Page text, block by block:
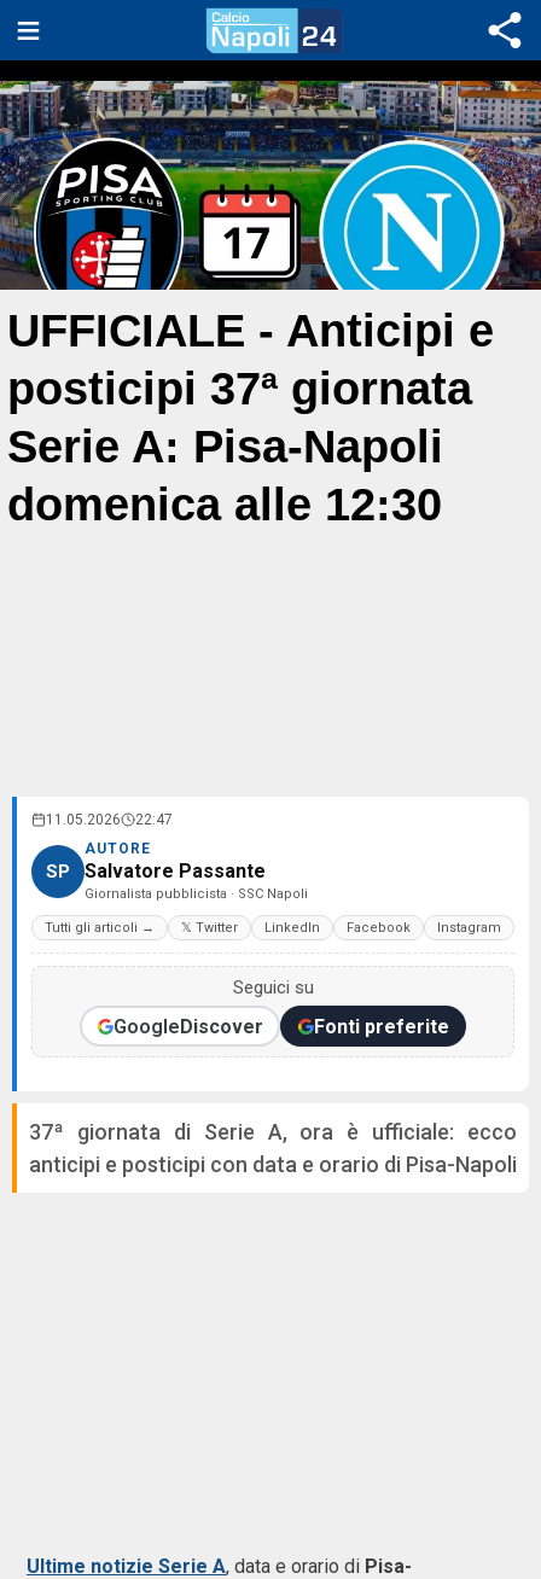
UFFICIALE - Anticipi e
posticipi 37ª giornata
Serie A: Pisa-Napoli
domenica alle 12:30
11.05.2026 22:47
SP
AUTORE
Salvatore Passante
Giornalista pubblicista · SSC Napoli
Tutti gli articoli → 𝕏 Twitter LinkedIn Facebook Instagram
Seguici su
GoogleDiscover Fonti preferite
37ª giornata di Serie A, ora è ufficiale: ecco
anticipi e posticipi con data e orario di Pisa-Napoli
Ultime notizie Serie A, data e orario di Pisa-